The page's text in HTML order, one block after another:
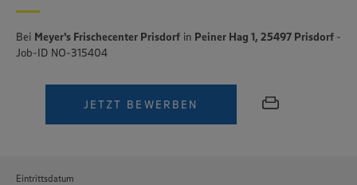
Bei Meyer's Frischecenter Prisdorf in Peiner Hag 1, 25497 Prisdorf -
Job-ID NO-315404
JETZT BEWERBEN
Eintrittsdatum